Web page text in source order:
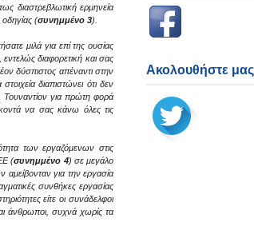
Ακολουθήστε
διαστρεβλωτική ερμηνεία
οδηγίας (συνημμένο 3).
μιλά για επί της ουσίας
διαφορετική και σας
δύσπιστος απέναντι στην
διαπιστώνει ότι δεν
Τουναντίον για πρώτη φορά
να σας κάνω όλες τις
των εργαζόμενων στις
(συνημμένο 4) σε μεγάλο
αμείβονταν για την εργασία
συνθήκες εργασίας
είτε οι συνάδελφοι
άνθρωποι, συχνά χωρίς τα